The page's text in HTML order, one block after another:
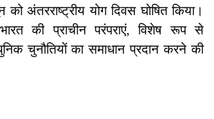
अंतरराष्ट्रीय योग दिवस घोषित किया।
की प्राचीन परंपराएं, विशेष रूप से
चुनौतियों का समाधान प्रदान करने की